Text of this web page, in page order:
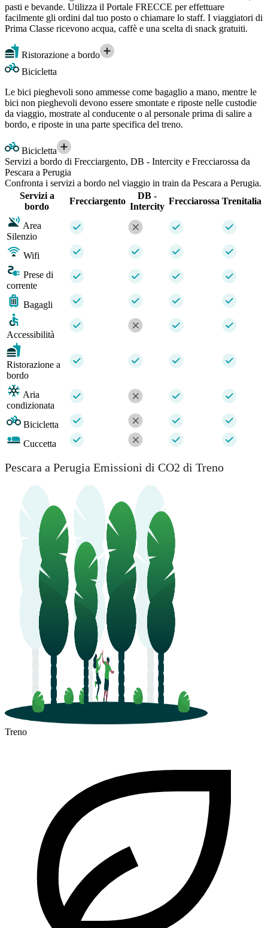
pasti e bevande. Utilizza il Portale FRECCE per effettuare
facilmente gli ordini dal tuo posto o chiamare lo staff. I viaggiatori di
Prima Classe ricevono acqua, caffè e una scelta di snack gratuiti.
Ristorazione a bordo
Bicicletta
Le bici pieghevoli sono ammesse come bagaglio a mano, mentre le
bici non pieghevoli devono essere smontate e riposte nelle custodie
da viaggio, mostrate al conducente o al personale prima di salire a
bordo, e riposte in una parte specifica del treno.
Bicicletta
Servizi a bordo di Frecciargento, DB - Intercity e Frecciarossa da
Pescara a Perugia
Confronta i servizi a bordo nel viaggio in train da Pescara a Perugia.
Servizi a
bordo
Frecciargento
DB -
Intercity
Frecciarossa Trenitalia
Area
Silenzio
Wifi
Prese di
corrente
Bagagli
Accessibilità
Ristorazione a
bordo
Aria
condizionata
Bicicletta
Cuccetta
Pescara a Perugia Emissioni di CO2 di Treno
Treno